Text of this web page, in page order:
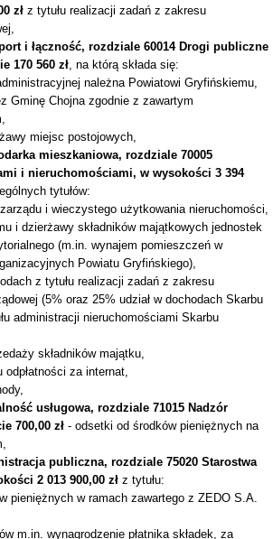
zł z tytułu realizacji zadań z zakresu
i łączność, rozdziale 60014 Drogi publiczne
170 560 zł , na którą składa się:
należna Powiatowi Gryfińskiemu,
Gminę Chojna zgodnie z zawartym
miejsc postojowych,
mieszkaniowa, rozdziale 70005
i nieruchomościami, w wysokości 3 394
tytułów:
i wieczystego użytkowania nieruchomości,
i dzierżawy składników majątkowych jednostek
(m.in. wynajem pomieszczeń w
Powiatu Gryfińskiego),
z tytułu realizacji zadań z zakresu
(5% oraz 25% udział w dochodach Skarbu
administracji nieruchomościami Skarbu
składników majątku,
odpłatności za internat,
usługowa, rozdziale 71015 Nadzór
700,00 zł - odsetki od środków pieniężnych na
publiczna, rozdziale 75020 Starostwa
2 013 900,00 zł z tytułu:
pieniężnych w ramach zawartego z ZEDO S.A.
m.in. wynagrodzenie płatnika składek, za